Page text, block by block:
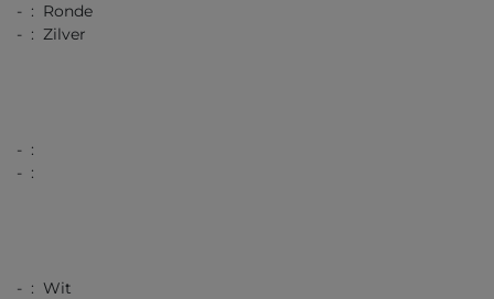
- : Ronde
- : Zilver
- :
- :
- : Wit